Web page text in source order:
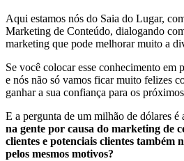
Aqui estamos nós do Saia do Lugar,
Marketing de Conteúdo, dialogando
marketing que pode melhorar muito a
Se você colocar esse conhecimento em
e nós não só vamos ficar muito felizes
ganhar a sua confiança para os
E a pergunta de um milhão de dólares é
na gente por causa do marketing de
clientes e potenciais clientes também
pelos mesmos motivos?